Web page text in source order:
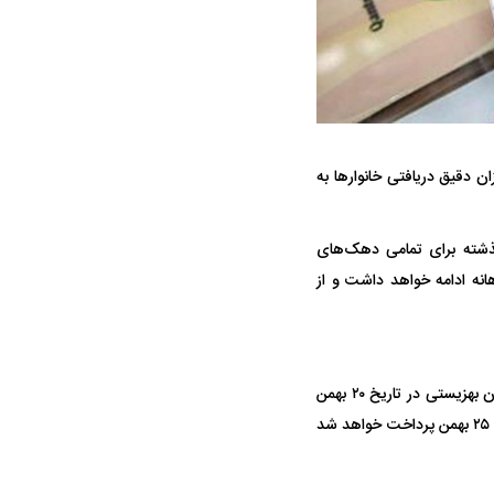
پایانی بهمن‌ماه، موضوع زمان واریز یارانه نقدی بهمن ۱۴۰۴ و میزان دقیق دریافتی خانوار‌ها به
برای تمامی دهک‌های
ادامه خواهد داشت و از
بر اساس برنامه زمان‌بندی پرداخت یارانه‌ها، مستمری مددجویان کمیته امداد امام خمینی (ره) و سازمان بهزیستی در تاریخ ۲۰ بهمن
۱۴۰۴ به حساب مشمولان واریز می‌شود. همچنین یارانه نقدی دهک‌های اول تا سوم درآمدی در تاریخ ۲۵ بهمن پرداخت خواهد شد
سریع‌تر، پنهان‌کارتر و
هواپیمای مرموز E-11A BACN چیست؟